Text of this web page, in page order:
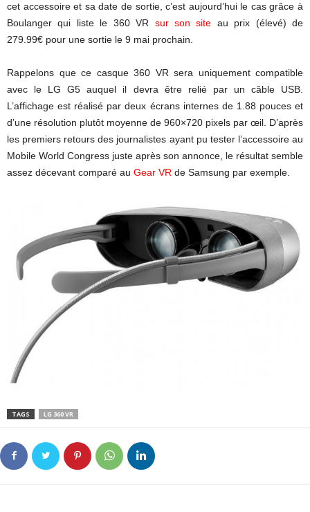
cet accessoire et sa date de sortie, c’est aujourd’hui le cas grâce à
Boulanger qui liste le 360 VR sur son site au prix (élevé) de
279.99€ pour une sortie le 9 mai prochain.
Rappelons que ce casque 360 VR sera uniquement compatible
avec le LG G5 auquel il devra être relié par un câble USB.
L’affichage est réalisé par deux écrans internes de 1.88 pouces et
d’une résolution plutôt moyenne de 960×720 pixels par œil. D’après
les premiers retours des journalistes ayant pu tester l’accessoire au
Mobile World Congress juste après son annonce, le résultat semble
assez décevant comparé au Gear VR de Samsung par exemple.
TAGS LG 360 VR